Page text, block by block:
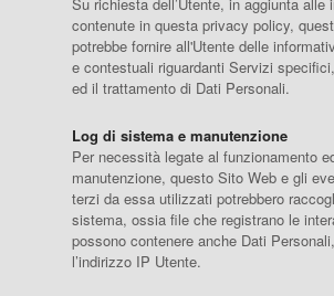
contenute in questa privacy policy,
potrebbe fornire all'Utente delle
e contestuali riguardanti Servizi
ed il trattamento di Dati Personali.
Log di sistema e manutenzione
Per necessità legate al funzionamento
manutenzione, questo Sito Web e gli
terzi da essa utilizzati potrebbero
sistema, ossia file che registrano le
possono contenere anche Dati
l’indirizzo IP Utente.